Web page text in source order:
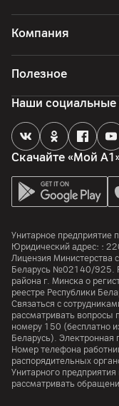
Компания
Полезное
Скачайте «Мой
Наши
Унитарное предприятие
Юридический адрес: :
Лицензия Министерства
Беларусь №02140/925.
района г. Минска о
реестре Республики
Связаться с
рассматривать вопросы
номеру 150 (бесплатно
Беларусь). Электронная
Номер телефона
распорядительных
Унитарного
рассматривать